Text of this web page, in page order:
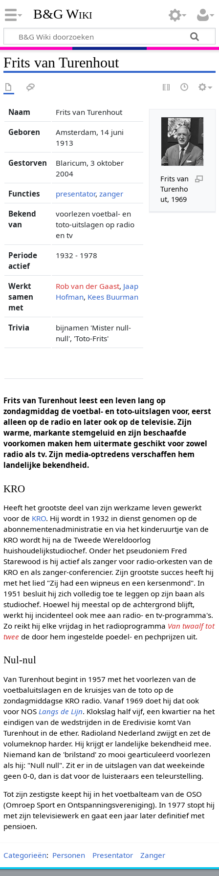
B&G Wiki
Frits van Turenhout
Frits van
Turenho
ut, 1969
Naam Frits van Turenhout
Geboren
Amsterdam, 14 juni
1913
Gestorven
Blaricum, 3 oktober
2004
Functies presentator, zanger
Bekend
van
voorlezen voetbal- en
toto-uitslagen op radio
en tv
Periode
actief
1932 - 1978
Werkt
samen
met
Rob van der Gaast, Jaap
Hofman, Kees Buurman
Trivia
bijnamen 'Mister null-
null', 'Toto-Frits'
Frits van Turenhout leest een leven lang op
zondagmiddag de voetbal- en toto-uitslagen voor, eerst
alleen op de radio en later ook op de televisie. Zijn
warme, markante stemgeluid en zijn beschaafde
voorkomen maken hem uitermate geschikt voor zowel
radio als tv. Zijn media-optredens verschaffen hem
landelijke bekendheid.
KRO
Heeft het grootste deel van zijn werkzame leven gewerkt
voor de KRO. Hij wordt in 1932 in dienst genomen op de
abonnementenadministratie en via het kinderuurtje van de
KRO wordt hij na de Tweede Wereldoorlog
huishoudelijkstudiochef. Onder het pseudoniem Fred
Starewood is hij actief als zanger voor radio-orkesten van de
KRO en als zanger-conferencier. Zijn grootste succes heeft hij
met het lied "Zij had een wipneus en een kersenmond". In
1951 besluit hij zich volledig toe te leggen op zijn baan als
studiochef. Hoewel hij meestal op de achtergrond blijft,
werkt hij incidenteel ook mee aan radio- en tv-programma's.
Zo reikt hij elke vrijdag in het radioprogramma Van twaalf tot
twee de door hem ingestelde poedel- en pechprijzen uit.
Nul-nul
Van Turenhout begint in 1957 met het voorlezen van de
voetbaluitslagen en de kruisjes van de toto op de
zondagmiddagse KRO radio. Vanaf 1969 doet hij dat ook
voor NOS Langs de Lijn. Klokslag half vijf, een kwartier na het
eindigen van de wedstrijden in de Eredivisie komt Van
Turenhout in de ether. Radioland Nederland zwijgt en zet de
volumeknop harder. Hij krijgt er landelijke bekendheid mee.
Niemand kan de 'brilstand' zo mooi gearticuleerd voorlezen
als hij: "Null null". Zit er in de uitslagen van dat weekeinde
geen 0-0, dan is dat voor de luisteraars een teleurstelling.
Tot zijn zestigste keept hij in het voetbalteam van de OSO
(Omroep Sport en Ontspanningsvereniging). In 1977 stopt hij
met zijn televisiewerk en gaat een jaar later definitief met
pensioen.
Categorieën: Personen Presentator Zanger